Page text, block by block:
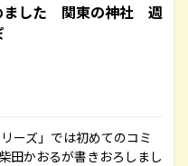
ました 関東の神社 週
ーズ」では初めてのコミ
田かおるが書きおろしまし